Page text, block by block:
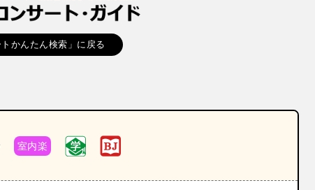
かんたん検索」に戻る
室内楽